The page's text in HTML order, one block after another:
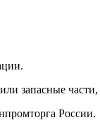
запасные
России.